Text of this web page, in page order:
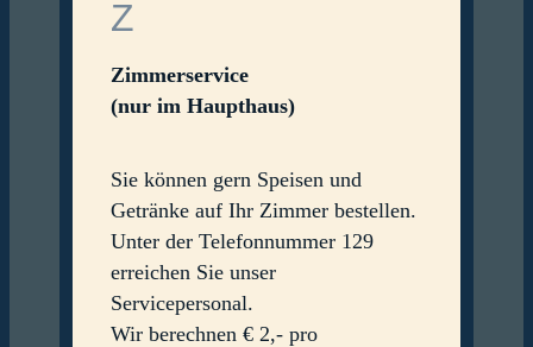
Z
Zimmerservice
(nur im Haupthaus)
Sie können gern Speisen und
Getränke auf Ihr Zimmer bestellen.
Unter der Telefonnummer 129
erreichen Sie unser
Servicepersonal.
Wir berechnen € 2,- pro